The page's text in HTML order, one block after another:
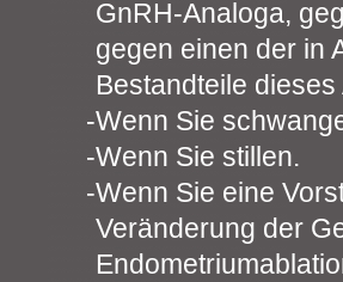
GnRH-Analoga,
gegen einen der in
Bestandteile
Wenn Sie
Wenn Sie stillen.
Wenn Sie eine
Veränderung der